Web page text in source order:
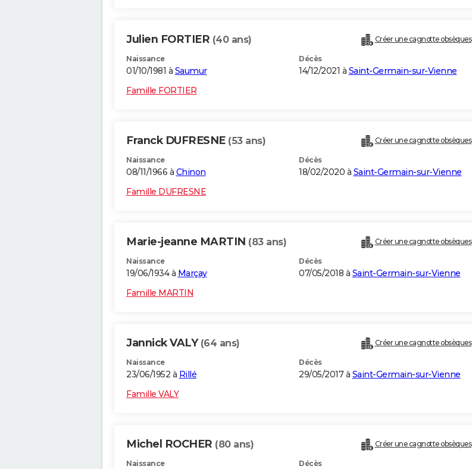
Julien FORTIER (40 ans) Créer une cagnotte obsèques
Naissance
01/10/1981 à Saumur
Décès
14/12/2021 à Saint-Germain-sur-Vienne
Famille FORTIER
Franck DUFRESNE (53 ans) Créer une cagnotte obsèques
Naissance
08/11/1966 à Chinon
Décès
18/02/2020 à Saint-Germain-sur-Vienne
Famille DUFRESNE
Marie-jeanne MARTIN (83 ans) Créer une cagnotte obsèques
Naissance
19/06/1934 à Marçay
Décès
07/05/2018 à Saint-Germain-sur-Vienne
Famille MARTIN
Jannick VALY (64 ans) Créer une cagnotte obsèques
Naissance
23/06/1952 à Rillé
Décès
29/05/2017 à Saint-Germain-sur-Vienne
Famille VALY
Michel ROCHER (80 ans) Créer une cagnotte obsèques
Naissance Décès